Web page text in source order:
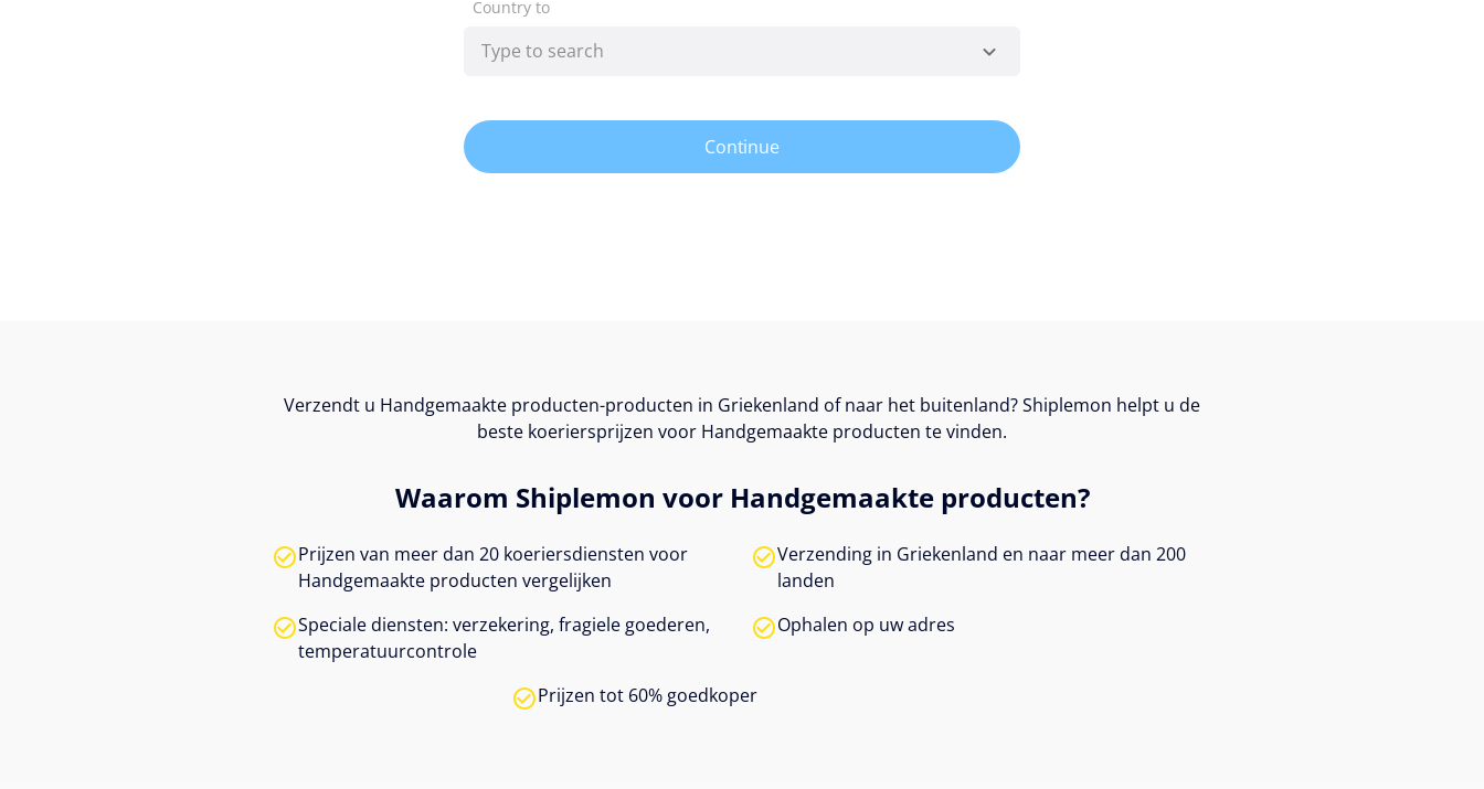
Country to
Continue
Verzendt u Handgemaakte producten-producten in Griekenland of naar het buitenland? Shiplemon helpt u de
beste koeriersprijzen voor Handgemaakte producten te vinden.
Waarom Shiplemon voor Handgemaakte producten?
Prijzen van meer dan 20 koeriersdiensten voor
Handgemaakte producten vergelijken
Verzending in Griekenland en naar meer dan 200
landen
Speciale diensten: verzekering, fragiele goederen,
temperatuurcontrole
Ophalen op uw adres
Prijzen tot 60% goedkoper